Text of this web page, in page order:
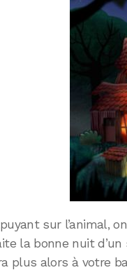
sur l’animal,
la bonne nuit
plus alors à votre